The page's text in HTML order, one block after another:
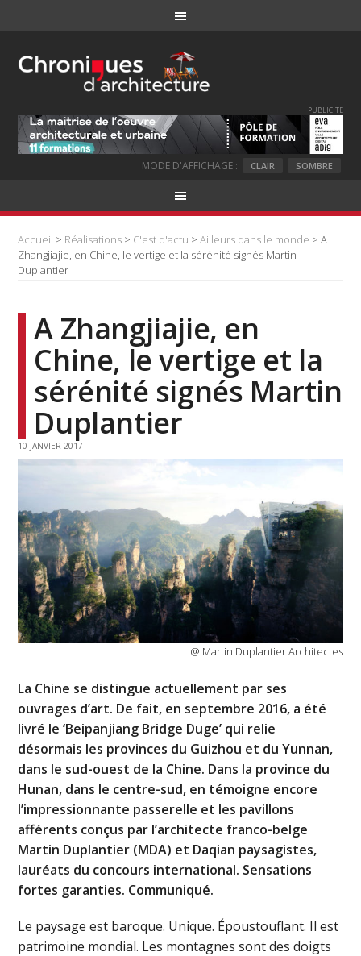
PUBLICITE
MODE D'AFFICHAGE : CLAIR SOMBRE
Accueil > Réalisations > C'est d'actu >Ailleurs dans le monde > A
Zhangjiajie, en Chine, le vertige et la sérénité signés Martin
Duplantier
A Zhangjiajie, en
Chine, le vertige et la
sérénité signés Martin
Duplantier
10 JANVIER 2017
@ Martin Duplantier Architectes
La Chine se distingue actuellement par ses
ouvrages d’art. De fait, en septembre 2016, a été
livré le ‘Beipanjiang Bridge Duge’ qui relie
désormais les provinces du Guizhou et du Yunnan,
dans le sud-ouest de la Chine. Dans la province du
Hunan, dans le centre-sud, en témoigne encore
l’impressionnante passerelle et les pavillons
afférents conçus par l’architecte franco-belge
Martin Duplantier (MDA) et Daqian paysagistes,
lauréats du concours international. Sensations
fortes garanties. Communiqué.
Le paysage est baroque. Unique. Époustouflant. Il est
patrimoine mondial. Les montagnes sont des doigts